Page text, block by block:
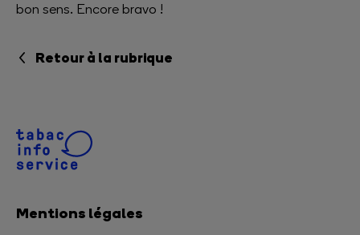
bon sens. Encore bravo !
Retour à la rubrique
Mentions légales